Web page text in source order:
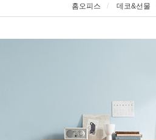
홈오피스 데코&선물